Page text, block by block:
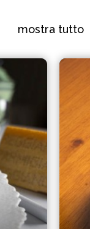
mostra tutto